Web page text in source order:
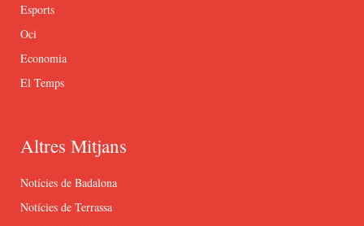
Esports
Oci
Economia
El Temps
Altres Mitjans
Notícies de Badalona
Notícies de Terrassa